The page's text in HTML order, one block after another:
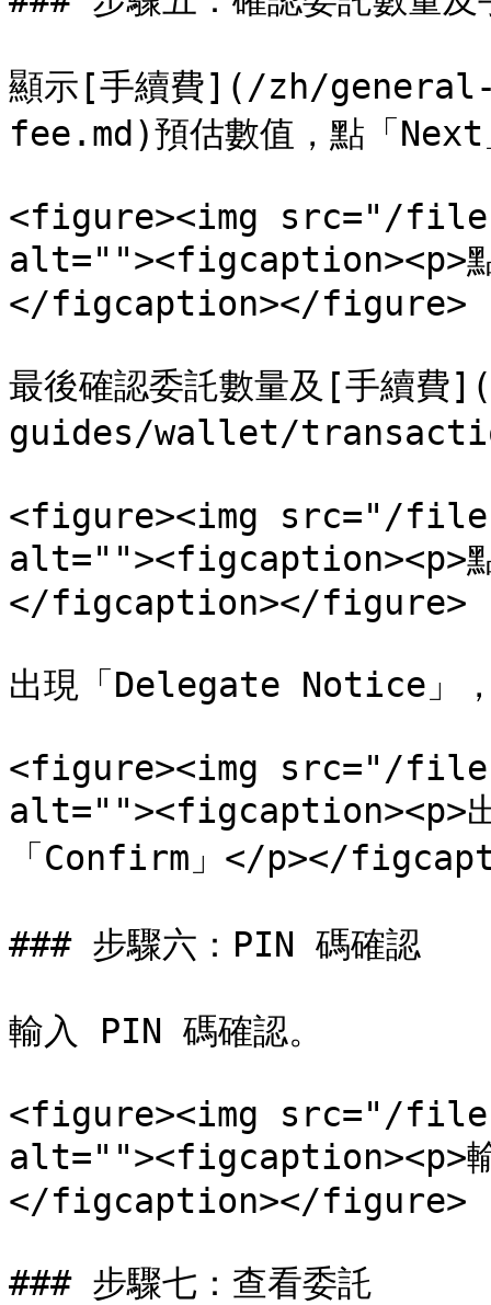
顯示[手續費](/zh/
fee.md)預估數值，點「Next
<figure><img src="/files/
alt=""><figcaption><p>點
</figcaption></figure>
最後確認委託數量及[手續
guides/wallet/
<figure><img src="/
alt=""><figcaption><p>
</figcaption></figure>
出現「Delegate Notice」
<figure><img src="/
alt=""><figcaption><p>
「Confirm」</p></
### 步驟六：PIN 碼確認
輸入 PIN 碼確認。
<figure><img src="/files/
alt=""><figcaption><p>
</figcaption></figure>
### 步驟七：查看委託